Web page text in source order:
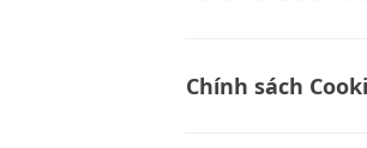
Chính sách